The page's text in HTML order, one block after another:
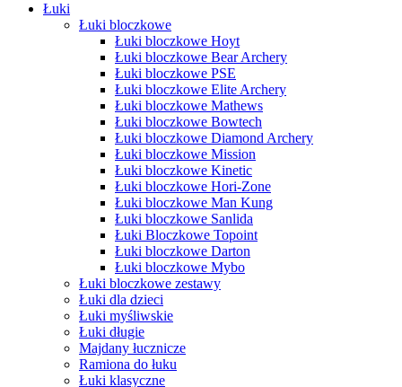
Łuki
Łuki bloczkowe
Łuki bloczkowe Hoyt
Łuki bloczkowe Bear Archery
Łuki bloczkowe PSE
Łuki bloczkowe Elite Archery
Łuki bloczkowe Mathews
Łuki bloczkowe Bowtech
Łuki bloczkowe Diamond Archery
Łuki bloczkowe Mission
Łuki bloczkowe Kinetic
Łuki bloczkowe Hori-Zone
Łuki bloczkowe Man Kung
Łuki bloczkowe Sanlida
Łuki Bloczkowe Topoint
Łuki bloczkowe Darton
Łuki bloczkowe Mybo
Łuki bloczkowe zestawy
Łuki dla dzieci
Łuki myśliwskie
Łuki długie
Majdany łucznicze
Ramiona do łuku
Łuki klasyczne